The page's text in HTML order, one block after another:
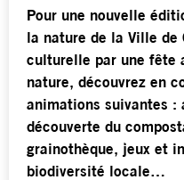
Pour une nouvelle
la nature de la Ville de
culturelle par une fête
nature, découvrez en
animations suivantes :
découverte du
grainothèque, jeux et
biodiversité locale…